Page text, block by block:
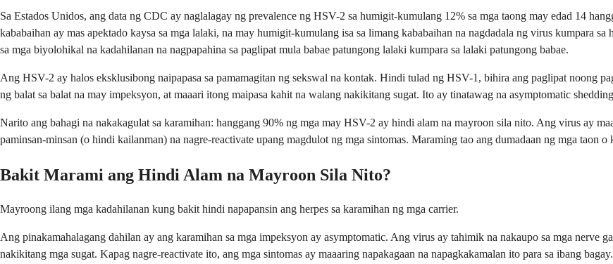
Sa Estados Unidos, ang data ng CDC ay naglalagay ng prevalence ng HSV-2 sa humigit-kumulang 12% sa mga taong may edad 14
kababaihan ay mas apektado kaysa sa mga lalaki, na may humigit-kumulang isa sa limang kababaihan na nagdadala ng virus kumpara
sa mga biyolohikal na kadahilanan na nagpapahina sa paglipat mula babae patungong lalaki kumpara sa lalaki patungong babae.
Ang HSV-2 ay halos eksklusibong naipapasa sa pamamagitan ng sekswal na kontak. Hindi tulad ng HSV-1, bihira ang paglipat noong
ng balat sa balat na may impeksyon, at maaari itong maipasa kahit na walang nakikitang sugat. Ito ay tinatawag na asymptomatic
Narito ang bahagi na nakakagulat sa karamihan: hanggang 90% ng mga may HSV-2 ay hindi alam na mayroon sila nito. Ang virus ay
paminsan-minsan (o hindi kailanman) na nagre-reactivate upang magdulot ng mga sintomas. Maraming tao ang dumadaan ng mga taon
Bakit Marami ang Hindi Alam na Mayroon Sila Nito?
Mayroong ilang mga kadahilanan kung bakit hindi napapansin ang herpes sa karamihan ng mga carrier.
Ang pinakamahalagang dahilan ay ang karamihan sa mga impeksyon ay asymptomatic. Ang virus ay tahimik na nakaupo sa mga nerve
nakikitang mga sugat. Kapag nagre-reactivate ito, ang mga sintomas ay maaaring napakagaan na napagkakamalan ito para sa ibang